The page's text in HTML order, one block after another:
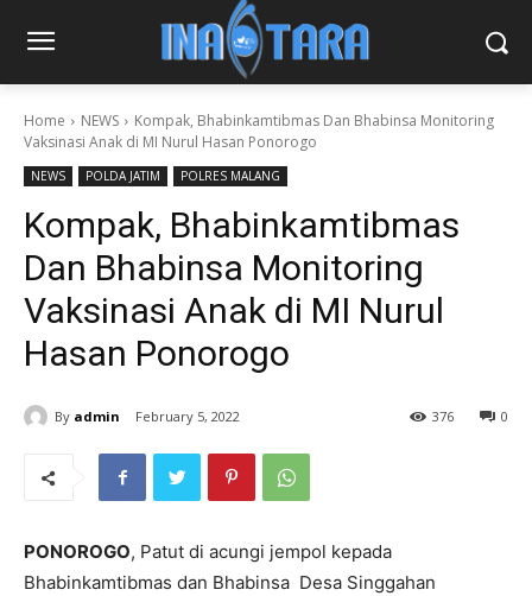
Home NEWS
Kompak, Bhabinkamtibmas Dan Bhabinsa Monitoring
Vaksinasi Anak di MI Nurul Hasan Ponorogo
NEWS POLDA JATIM POLRES MALANG
Kompak, Bhabinkamtibmas
Dan Bhabinsa Monitoring
Vaksinasi Anak di MI Nurul
Hasan Ponorogo
By admin February 5, 2022 0
376
PONOROGO, Patut di acungi jempol kepada
Bhabinkamtibmas dan Bhabinsa Desa Singgahan